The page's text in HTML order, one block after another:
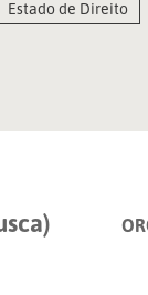
Estado de Direito